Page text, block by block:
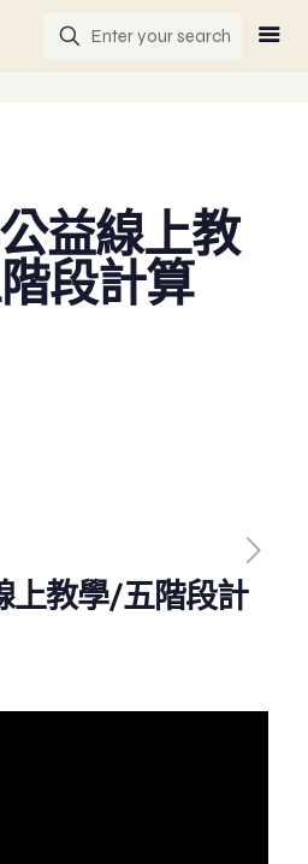
益線上教
段計算
上教學/五階段計